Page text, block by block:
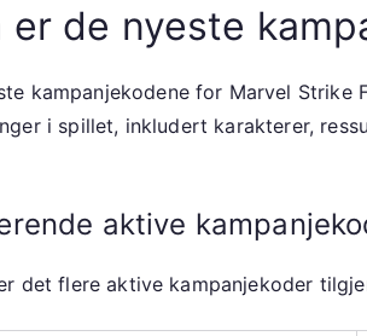
er de nyeste
kampanjekodene for Marvel
i spillet, inkludert karakterer,
aktive
det flere aktive kampanjekoder